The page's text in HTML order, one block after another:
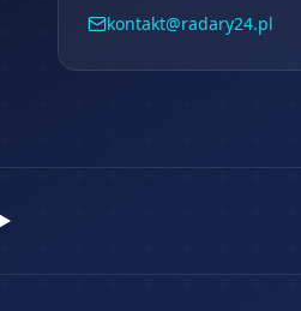
kontakt@radary24.pl